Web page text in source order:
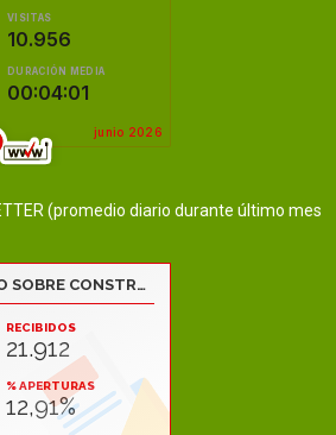
(promedio diario durante último mes